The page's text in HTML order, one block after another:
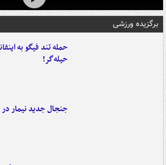
برگزیده ورزشی
حمله تند فیگو به
حیله‌گر!
جنجال جدید نیمار در